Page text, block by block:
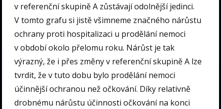
v referenční skupině A zůstávají odolnější jedinci.
V tomto grafu si jistě všimneme značného nárůstu
ochrany proti hospitalizaci u prodělání nemoci
v období okolo přelomu roku. Nárůst je tak
výrazný, že i přes změny v referenční skupině A lze
tvrdit, že v tuto dobu bylo prodělání nemoci
účinnější ochranou než očkování. Díky relativně
drobnému nárůstu účinnosti očkování na konci